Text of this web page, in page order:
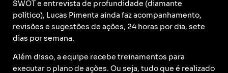
SWOT e entrevista de profundidade (diamante
político), Lucas Pimenta ainda faz acompanhamento,
revisões e sugestões de ações, 24 horas por dia, sete
dias por semana.
Além disso, a equipe recebe treinamentos para
executar o plano de ações. Ou seja, tudo que é realizado